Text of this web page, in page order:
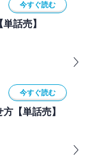
今すぐ読む
話売】
今すぐ読む
【単話売】